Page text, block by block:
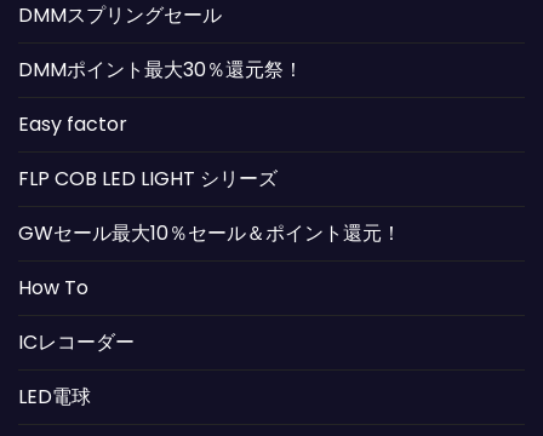
DMMスプリングセール
DMMポイント最大30％還元祭！
Easy factor
FLP COB LED LIGHT シリーズ
GWセール最大10％セール＆ポイント還元！
How To
ICレコーダー
LED電球